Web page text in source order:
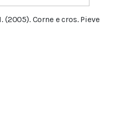
(2005). Corne e cros.Pieve